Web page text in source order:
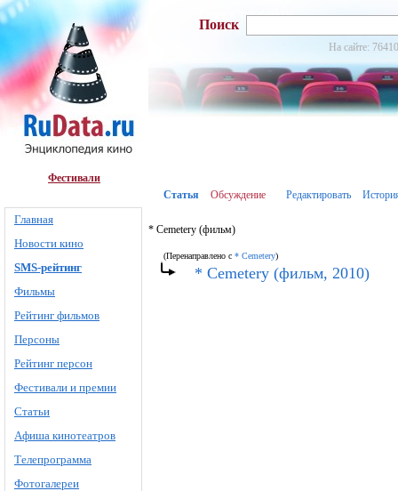
Фестивали
Главная
Новости кино
SMS-рейтинг
Фильмы
Рейтинг фильмов
Персоны
Рейтинг персон
Фестивали и премии
Статьи
Афиша кинотеатров
Телепрограмма
Фотогалереи
Поиск
На сайте:
Статья Обсуждение Редактировать
* Cemetery (фильм)
(Перенаправлено с * Cemetery)
* Cemetery (фильм, 2010)